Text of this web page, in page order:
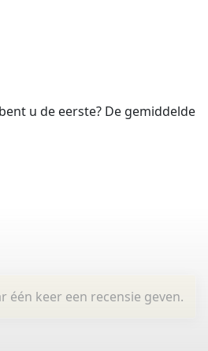
u de eerste? De gemiddelde
één keer een recensie geven.